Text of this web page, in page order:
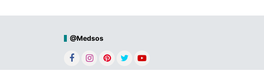
@Medsos